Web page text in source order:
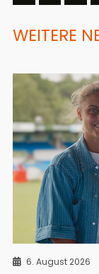
WEITERE
6. August 2026